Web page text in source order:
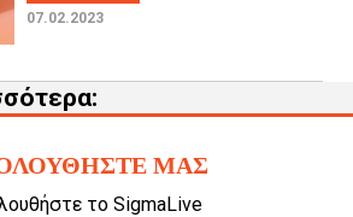
07.02.2023
ΜΑΣ
το SigmaLive